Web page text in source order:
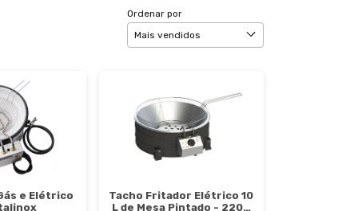
Ordenar por
e Elétrico
Tacho Fritador Elétrico 10
L de Mesa Pintado - 220V